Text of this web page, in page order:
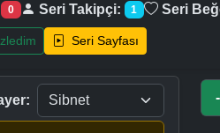
0 Seri Takipçi: 1 Seri
Seri Sayfası